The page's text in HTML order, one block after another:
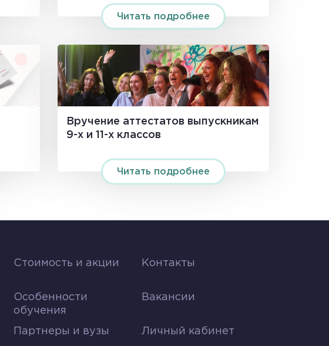
Читать подробнее
Вручение аттестатов выпускникам
9-х и 11-х классов
Читать подробнее
Стоимость и акции Контакты
Особенности
обучения
Вакансии
Партнеры и вузы Личный кабинет